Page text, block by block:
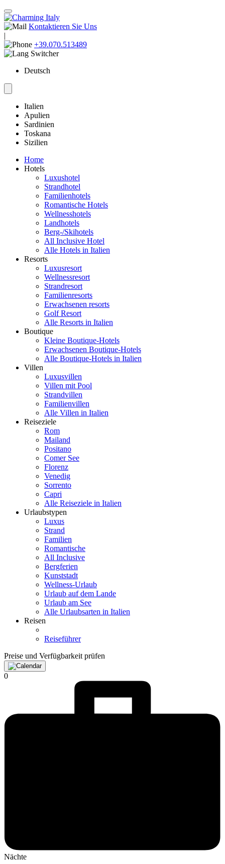
Kontaktieren Sie Uns
|
+39.070.513489
Deutsch
Italien
Apulien
Sardinien
Toskana
Sizilien
Home
Hotels
Luxushotel
Strandhotel
Familienhotels
Romantische Hotels
Wellnesshotels
Landhotels
Berg-/Skihotels
All Inclusive Hotel
Alle Hotels in Italien
Resorts
Luxusresort
Wellnessresort
Strandresort
Familienresorts
Erwachsenen resorts
Golf Resort
Alle Resorts in Italien
Boutique
Kleine Boutique-Hotels
Erwachsenen Boutique-Hotels
Alle Boutique-Hotels in Italien
Villen
Luxusvillen
Villen mit Pool
Strandvillen
Familienvillen
Alle Villen in Italien
Reiseziele
Rom
Mailand
Positano
Comer See
Florenz
Venedig
Sorrento
Capri
Alle Reiseziele in Italien
Urlaubstypen
Luxus
Strand
Familien
Romantische
All Inclusive
Bergferien
Kunststadt
Wellness-Urlaub
Urlaub auf dem Lande
Urlaub am See
Alle Urlaubsarten in Italien
Reisen
Reiseführer
Preise und Verfügbarkeit prüfen
0
Nächte